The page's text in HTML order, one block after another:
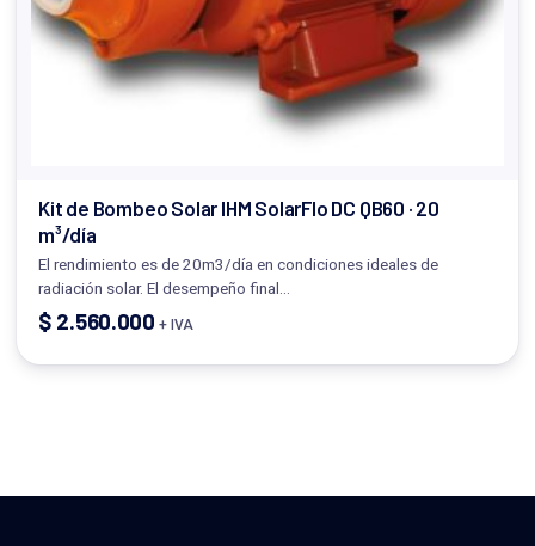
Kit de Bombeo Solar IHM SolarFlo DC QB60 · 20
m³/día
El rendimiento es de 20m3/día en condiciones ideales de
radiación solar. El desempeño final…
$ 2.560.000 + IVA